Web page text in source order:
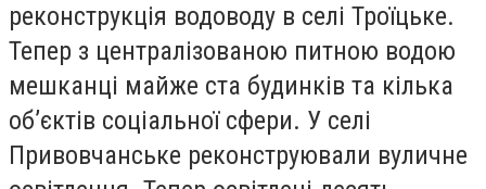
реконструкція водоводу в селі Троїцьке.
Тепер з централізованою питною водою
мешканці майже ста будинків та кілька
об’єктів соціальної сфери. У селі
Привовчанське реконструювали вуличне